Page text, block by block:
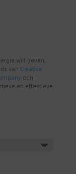
wilt geven,
van Creative
een
en effectieve